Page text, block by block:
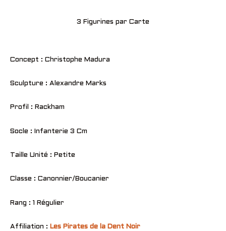
3 Figurines par Carte
Concept : Christophe Madura
Sculpture : Alexandre Marks
Profil : Rackham
Socle : Infanterie 3 Cm
Taille Unité : Petite
Classe : Canonnier/Boucanier
Rang : 1 Régulier
Affiliation : Les Pirates de la Dent Noir